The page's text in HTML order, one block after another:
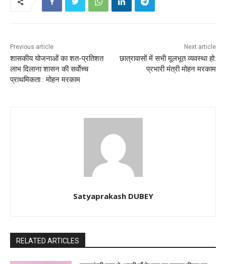
Previous article
शासकीय योजनाओं का शत-प्रतिशत
लाभ दिलाना शासन की सर्वाेच्च
प्राथमिकता : मोहन मरकाम
Next article
छात्रावासों में सभी मूलभूत व्यवस्था हो:
प्रभारी मंत्री मोहन मरकाम
Satyaprakash DUBEY
RELATED ARTICLES